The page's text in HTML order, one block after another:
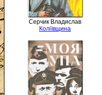
Серчик Владислав
Коліївщина